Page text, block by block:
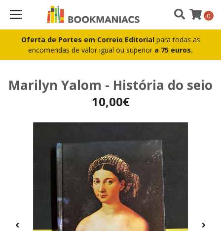
Oferta de Portes em Correio Editorial para todas as
encomendas de valor igual ou superior a 75 euros.
0
Marilyn Yalom - História do seio
10,00€